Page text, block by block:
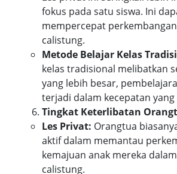
fokus pada satu siswa. Ini
mempercepat
calistung.
Metode Belajar Kelas
kelas tradisional melibatkan
yang lebih besar,
terjadi dalam kecepatan
Tingkat Keterlibatan
Les Privat: Orangtua
aktif dalam memantau
kemajuan anak mereka
calistung.